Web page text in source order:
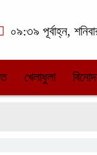
০৯:৩৯ পূর্বাহ্ন,
খেলাধুলা